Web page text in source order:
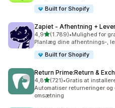
Built for Shopify
Zapiet ‑ Afhentning +
4,9ud af 5 stjerner
(1.789)
1789 anmeldelser i alt
•Mulighed for
Planlæg dine afhentnings-,
Built for Shopify
Return Prime:Return &
4,8ud af 5 stjerner
(721)
721 anmeldelser i alt
•Gratis at
Automatiser returneringer og
omsætning